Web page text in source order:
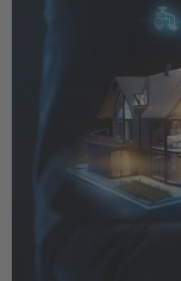
Industry
Living